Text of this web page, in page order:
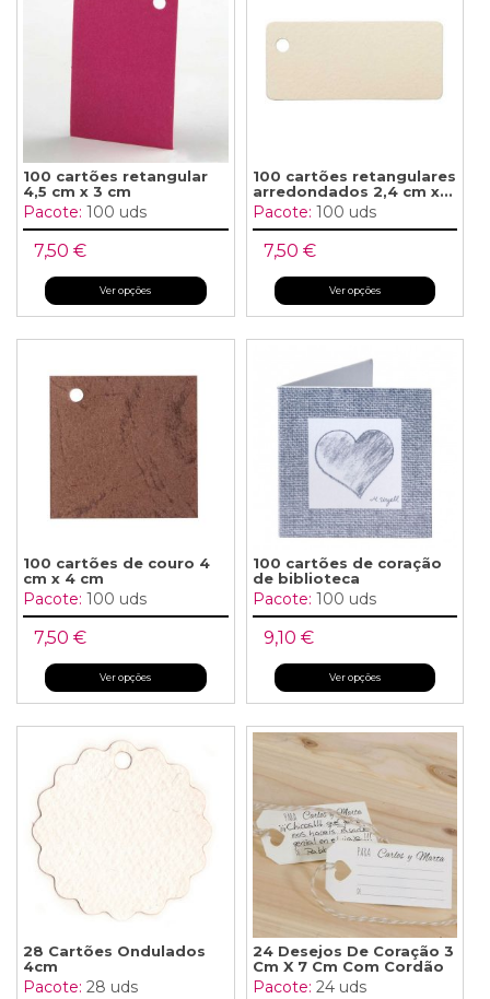
100 cartões retangular
4,5 cm x 3 cm
Pacote: 100 uds
7,50 €
Ver opções
100 cartões retangulares
arredondados 2,4 cm x...
Pacote: 100 uds
7,50 €
Ver opções
100 cartões de couro 4
cm x 4 cm
Pacote: 100 uds
7,50 €
Ver opções
100 cartões de coração
de biblioteca
Pacote: 100 uds
9,10 €
Ver opções
28 Cartões Ondulados
4cm
Pacote: 28 uds
24 Desejos De Coração 3
Cm X 7 Cm Com Cordão
Pacote: 24 uds